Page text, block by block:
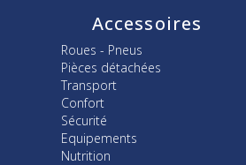
Accessoires
Roues - Pneus
Pièces détachées
Transport
Confort
Sécurité
Equipements
Nutrition